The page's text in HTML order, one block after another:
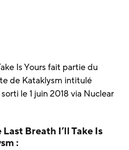
Is Yours fait partie du
de Kataklysm intitulé
le 1 juin 2018 via Nuclear
Breath I’ll Take Is
: